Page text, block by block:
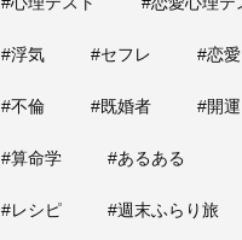
#浮気 #セフレ #恋愛
#不倫 #既婚者 #開運
#算命学 #あるある
#レシピ #週末ふらり旅